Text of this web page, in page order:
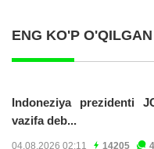
ENG KO'P
Indoneziya prezidenti
vazifa deb...
04.08.2026 02:11 14205